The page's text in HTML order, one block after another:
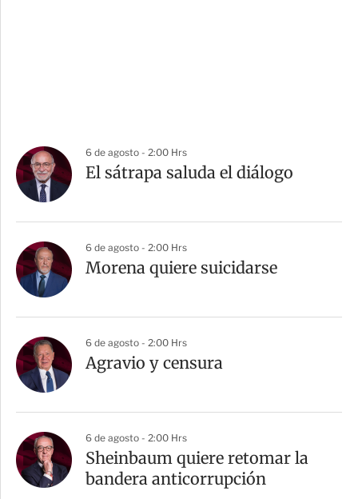
6 de agosto - 2:00 Hrs
El sátrapa saluda el diálogo
6 de agosto - 2:00 Hrs
Morena quiere suicidarse
6 de agosto - 2:00 Hrs
Agravio y censura
6 de agosto - 2:00 Hrs
Sheinbaum quiere retomar la
bandera anticorrupción